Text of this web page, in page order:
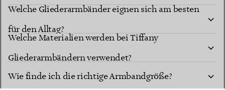
Welche Gliederarmbänder eignen sich am besten
für den Alltag?
Welche Materialien werden bei Tiffany
Gliederarmbändern verwendet?
Wie finde ich die richtige Armbandgröße?